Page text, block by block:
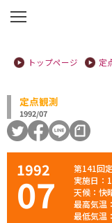
トップページ
定
定点観測
1992/07
1992
07
第141回
実施日：
天候：快
最高気温
最低気温